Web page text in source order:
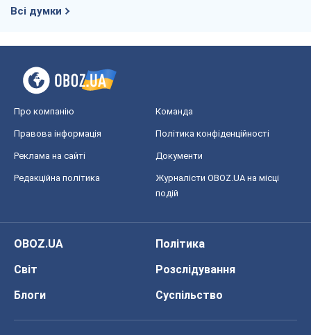
Всі думки
Про компанію Команда
Правова інформація Політика конфіденційності
Реклама на сайті Документи
Редакційна політика
Журналісти OBOZ.UA на місці
подій
OBOZ.UA
Політика
Світ
Розслідування
Блоги
Суспільство